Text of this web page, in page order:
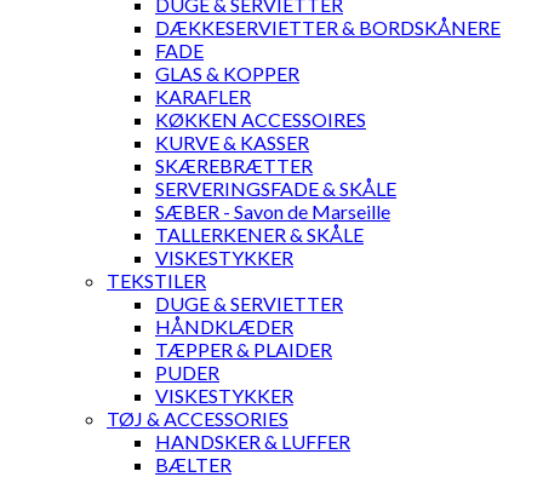
DÆKKESERVIETTER & BORDSKÅNERE
FADE
GLAS & KOPPER
KARAFLER
KØKKEN ACCESSOIRES
KURVE & KASSER
SKÆREBRÆTTER
SERVERINGSFADE & SKÅLE
SÆBER - Savon de Marseille
TALLERKENER & SKÅLE
VISKESTYKKER
TEKSTILER
DUGE & SERVIETTER
HÅNDKLÆDER
TÆPPER & PLAIDER
PUDER
VISKESTYKKER
TØJ & ACCESSORIES
HANDSKER & LUFFER
BÆLTER